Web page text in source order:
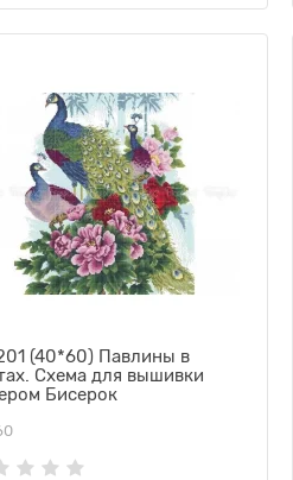
(40*60) Павлины в
Схема для вышивки
Бисерок